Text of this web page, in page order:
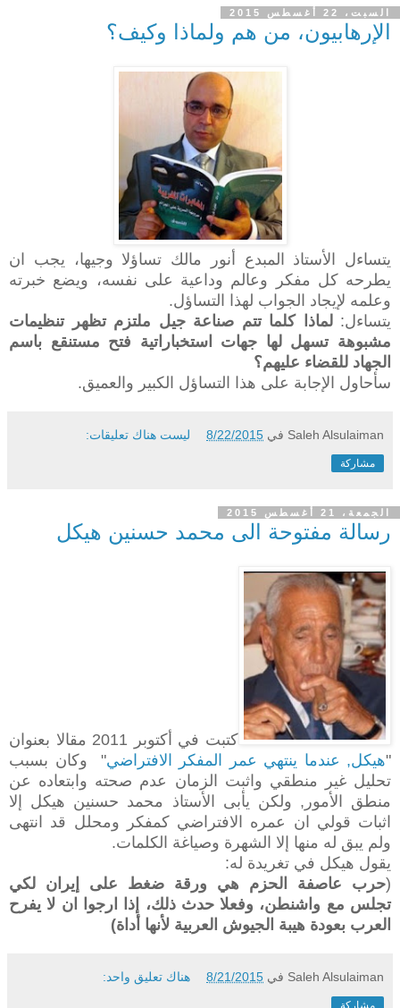
السبت، 22 أغسطس 2015
الإرهابيون، من هم ولماذا وكيف؟
يتساءل الأستاذ المبدع أنور مالك تساؤلا وجيها، يجب ان
يطرحه كل مفكر وعالم وداعية على نفسه، ويضع خبرته
وعلمه لإيجاد الجواب لهذا التساؤل.
يتساءل:لماذا كلما تتم صناعة جيل ملتزم تظهر تنظيمات
مشبوهة تسهل لها جهات استخباراتية فتح مستنقع باسم
الجهاد للقضاء عليهم؟
سأحاول الإجابة على هذا التساؤل الكبير والعميق.
Saleh Alsulaiman في 8/22/2015 ليست هناك تعليقات:
مشاركة
الجمعة، 21 أغسطس 2015
رسالة مفتوحة الى محمد حسنين هيكل
كتبت في أكتوبر 2011 مقالا بعنوان
"هيكل, عندما ينتهي عمر المفكر الافتراضي" وكان بسبب
تحليل غير منطقي واثبت الزمان عدم صحته وابتعاده عن
منطق الأمور, ولكن يأبى الأستاذ محمد حسنين هيكل إلا
اثبات قولي ان عمره الافتراضي كمفكر ومحلل قد انتهى
ولم يبق له منها إلا الشهرة وصياغة الكلمات.
يقول هيكل في تغريدة له:
(حرب عاصفة الحزم هي ورقة ضغط على إيران لكي
تجلس مع واشنطن، وفعلا حدث ذلك، إذا ارجوا ان لا يفرح
العرب بعودة هيبة الجيوش العربية لأنها أداة)
Saleh Alsulaiman في 8/21/2015 هناك تعليق واحد:
مشاركة